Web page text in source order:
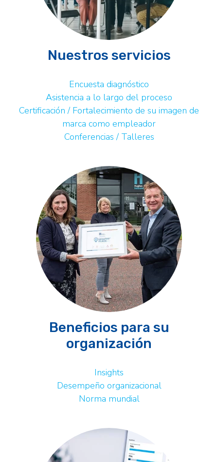
Nuestros servicios
Encuesta diagnóstico
Asistencia a lo largo del proceso
Certificación / Fortalecimiento de su imagen de
marca como empleador
Conferencias / Talleres
Beneficios para su
organización
Insights
Desempeño organizacional
Norma mundial